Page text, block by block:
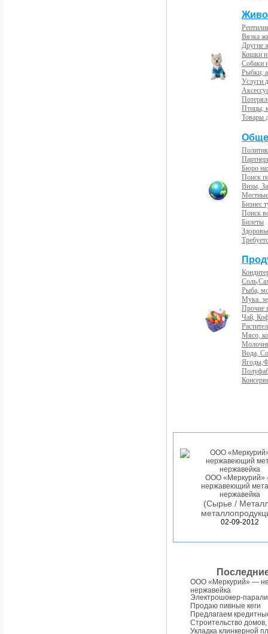
Вязка
Другие
Кошки и
Собаки
Рыбки,
Услуги
Птицы,
Товары
Бюро
Поиск
Визы,
Бизнес
Поиск
Билеты
Рыба,
Мука.
Прочие
Чай,
Мясо,
Вода,
ООО
нержавеющий
нержавейка
(Сырье /
02-09-2012
ООО «Меркурий» —
нержавейка
Электрошокер-
Продаю пивные кеги
Предлагаем
Строительство
Укладка клинкерной